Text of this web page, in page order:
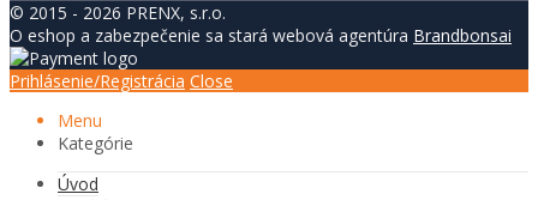
© 2015 - 2026 PRENX, s.r.o.
O eshop a zabezpečenie sa stará webová agentúra Brandbonsai
Prihlásenie/Registrácia Close
Menu
Kategórie
Úvod